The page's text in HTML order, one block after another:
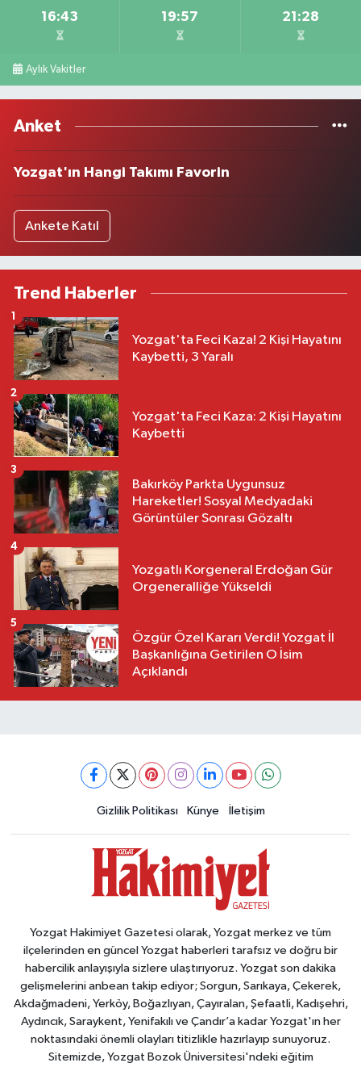
16:43 19:57 21:28
Aylık Vakitler
Anket
Yozgat'ın Hangi Takımı Favorin
Ankete Katıl
Trend Haberler
Yozgat'ta Feci Kaza! 2 Kişi Hayatını
Kaybetti, 3 Yaralı
1
Yozgat'ta Feci Kaza: 2 Kişi Hayatını
Kaybetti
2
Bakırköy Parkta Uygunsuz
Hareketler! Sosyal Medyadaki
Görüntüler Sonrası Gözaltı
3
Yozgatlı Korgeneral Erdoğan Gür
Orgeneralliğe Yükseldi
4
Özgür Özel Kararı Verdi! Yozgat İl
Başkanlığına Getirilen O İsim
Açıklandı
5
Gizlilik Politikası Künye İletişim
Yozgat Hakimiyet Gazetesi olarak, Yozgat merkez ve tüm
ilçelerinden en güncel Yozgat haberleri tarafsız ve doğru bir
habercilik anlayışıyla sizlere ulaştırıyoruz. Yozgat son dakika
gelişmelerini anbean takip ediyor; Sorgun, Sarıkaya, Çekerek,
Akdağmadeni, Yerköy, Boğazlıyan, Çayıralan, Şefaatli, Kadışehri,
Aydıncık, Saraykent, Yenifakılı ve Çandır’a kadar Yozgat'ın her
noktasındaki önemli olayları titizlikle hazırlayıp sunuyoruz.
Sitemizde, Yozgat Bozok Üniversitesi'ndeki eğitim